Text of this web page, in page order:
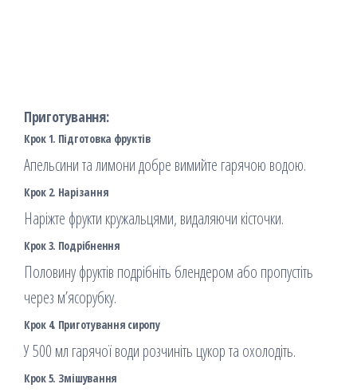
Приготування:
Крок 1. Підготовка фруктів
Апельсини та лимони добре вимийте гарячою водою.
Крок 2. Нарізання
Наріжте фрукти кружальцями, видаляючи кісточки.
Крок 3. Подрібнення
Половину фруктів подрібніть блендером або пропустіть
через м’ясорубку.
Крок 4. Приготування сиропу
У 500 мл гарячої води розчиніть цукор та охолодіть.
Крок 5. Змішування